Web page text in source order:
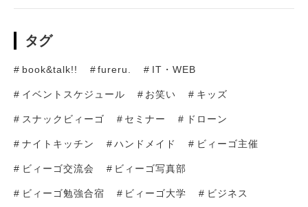
タグ
book&talk!! fureru. IT・WEB
イベントスケジュール お笑い キッズ
スナックビィーゴ セミナー ドローン
ナイトキッチン ハンドメイド ビィーゴ主催
ビィーゴ交流会 ビィーゴ写真部
ビィーゴ勉強合宿 ビィーゴ大学 ビジネス